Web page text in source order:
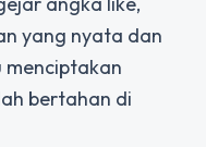
yang nyata dan
menciptakan
bertahan di